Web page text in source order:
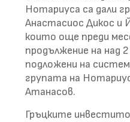
Нотариуса са дали
Анастасиос Дикос и
които още преди
продължение на над
подложени на
групата на
Атанасов.
Гръцките